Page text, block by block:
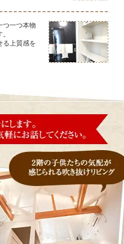
つ一つ本物
る上質感を